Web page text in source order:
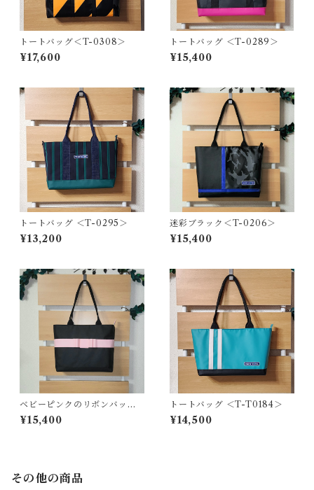
トートバッグ＜T-0308＞
¥17,600
トートバッグ ＜T-0289＞
¥15,400
トートバッグ ＜T-0295＞
¥13,200
迷彩ブラック＜T-0206＞
¥15,400
ベビーピンクのリボンバッグ
＜T-0199＞
¥15,400
トートバッグ ＜T-T0184＞
¥14,500
その他の商品